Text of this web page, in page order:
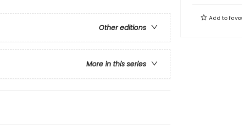
Other editions
More in this series
Add to